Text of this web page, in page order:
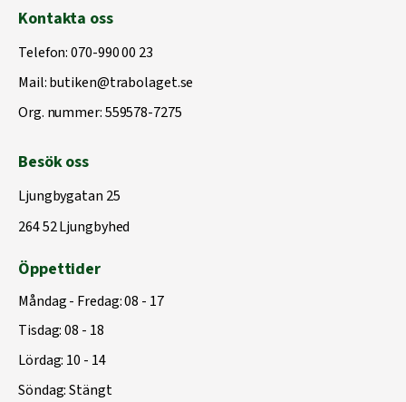
Kontakta oss
Telefon:070-990 00 23
Mail:butiken@trabolaget.se
Org. nummer: 559578-7275
Besök oss
Ljungbygatan 25
264 52 Ljungbyhed
Öppettider
Måndag - Fredag: 08 - 17
Tisdag: 08 - 18
Lördag: 10 - 14
Söndag: Stängt